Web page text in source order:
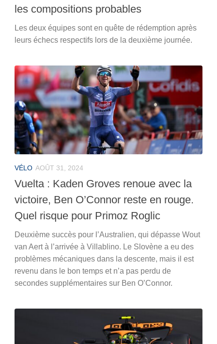
les compositions probables
Les deux équipes sont en quête de rédemption après
leurs échecs respectifs lors de la deuxième journée.
VÉLO AOÛT 31, 2024
Vuelta : Kaden Groves renoue avec la
victoire, Ben O’Connor reste en rouge.
Quel risque pour Primoz Roglic
Deuxième succès pour l’Australien, qui dépasse Wout
van Aert à l’arrivée à Villablino. Le Slovène a eu des
problèmes mécaniques dans la descente, mais il est
revenu dans le bon temps et n’a pas perdu de
secondes supplémentaires sur Ben O’Connor.